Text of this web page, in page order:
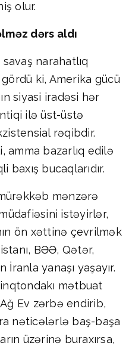
olur.
dərs aldı
narahatlıq
ki, Amerika gücü
siyasi iradəsi hər
ilə üst-üstə
rəqibdir.
amma bazarlıq edilə
bucaqlarıdır.
mənzərə
istəyirlər,
ön xəttinə çevrilmək
BƏƏ, Qətər,
yanaşı yaşayır.
mətbuat
Ev zərbə endirib,
nəticələrlə baş-başa
üzərinə buraxırsa,